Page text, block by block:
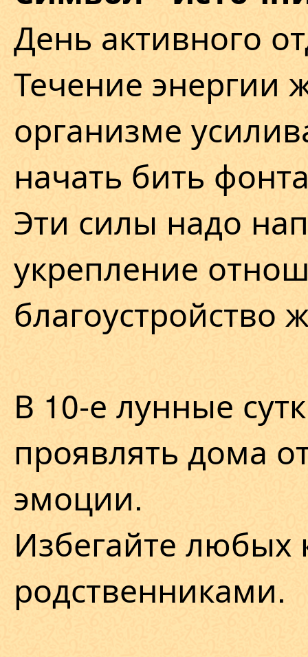
День активного
Течение энергии
организме
начать бить
Эти силы надо
укрепление
благоустройство
В 10-е лунные
проявлять дома
эмоции.
Избегайте любых
родственниками.